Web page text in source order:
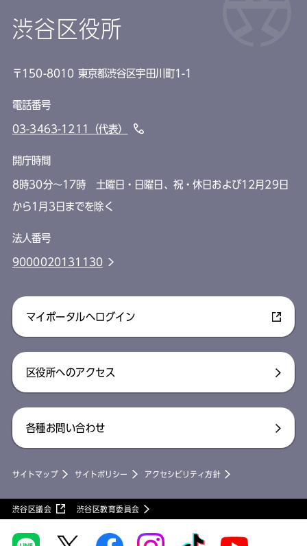
渋谷区役所
〒150-8010 東京都渋谷区宇田川町1-1
電話番号
03-3463-1211（代表）
開庁時間
8時30分～17時 土曜日・日曜日、祝・休日および12月29日
から1月3日までを除く
法人番号
9000020131130
マイポータルへログイン
区役所へのアクセス
各種お問い合わせ
サイトマップ サイトポリシー アクセシビリティ方針
渋谷区議会 渋谷区教育委員会